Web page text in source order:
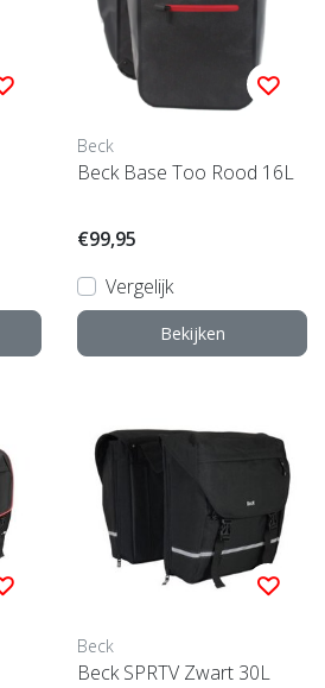
Beck
Beck Base Too Rood 16L
€99,95
Vergelijk
Bekijken
Beck
Beck SPRTV Zwart 30L